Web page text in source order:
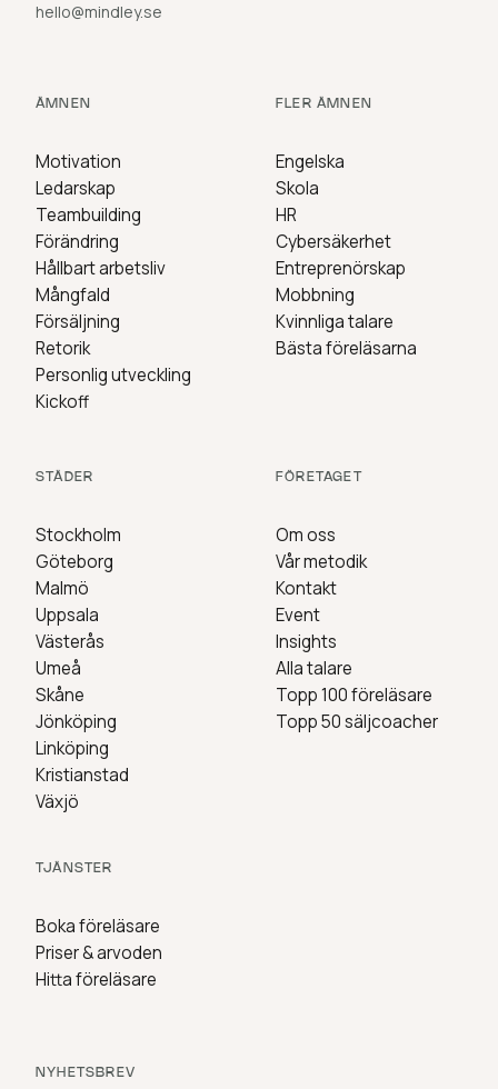
hello@mindley.se
ÄMNEN
Motivation
Ledarskap
Teambuilding
Förändring
Hållbart arbetsliv
Mångfald
Försäljning
Retorik
Personlig utveckling
Kickoff
FLER ÄMNEN
Engelska
Skola
HR
Cybersäkerhet
Entreprenörskap
Mobbning
Kvinnliga talare
Bästa föreläsarna
STÄDER
Stockholm
Göteborg
Malmö
Uppsala
Västerås
Umeå
Skåne
Jönköping
Linköping
Kristianstad
Växjö
TJÄNSTER
Boka föreläsare
Priser & arvoden
Hitta föreläsare
FÖRETAGET
Om oss
Vår metodik
Kontakt
Event
Insights
Alla talare
Topp 100 föreläsare
Topp 50 säljcoacher
NYHETSBREV